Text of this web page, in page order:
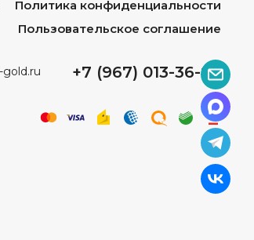
Политика конфиденциальности
Пользовательское соглашение
gold.ru +7 (967) 013-36-96